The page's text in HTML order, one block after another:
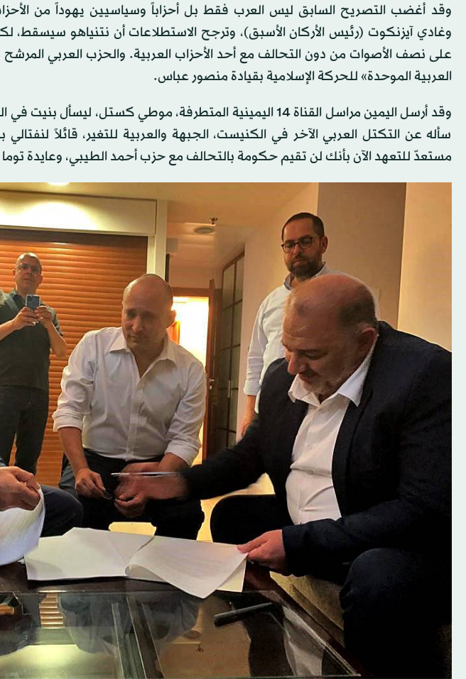
وقد أغضب التصريح السابق ليس العرب فقط بل أحزاباً وسياسيين يهوداً من الأحزاب
وغادي آيزنكوت (رئيس الأركان الأسبق)، وترجح الاستطلاعات أن نتنياهو سيسقط،
على نصف الأصوات من دون التحالف مع أحد الأحزاب العربية. والحزب العربي المرشح
العربية الموحدة» للحركة الإسلامية بقيادة منصور عباس.
وقد أرسل اليمين مراسل القناة 14 اليمينية المتطرفة، موطي
سأله عن التكتل العربي الآخر في الكنيست، الجبهة والعربية للتغير، قائلاً
مستعدّ للتعهد الآن بأنك لن تقيم حكومة بالتحالف مع حزب أحمد الطيبي، وعايدة